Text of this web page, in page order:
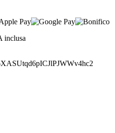
inclusa